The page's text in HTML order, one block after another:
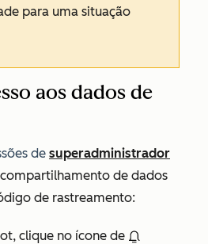
para uma situação
aos dados de
de superadministrador
de dados
de rastreamento:
clique no ícone de